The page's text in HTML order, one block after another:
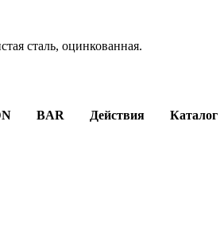
сталь, оцинкованная.
BAR Действия Каталог